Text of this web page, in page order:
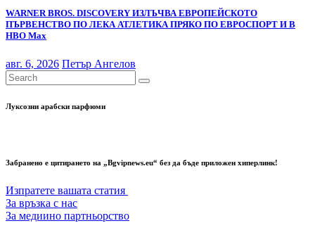
WARNER BROS. DISCOVERY ИЗЛЪЧВА ЕВРОПЕЙСКОТО
ПЪРВЕНСТВО ПО ЛЕКА АТЛЕТИКА ПРЯКО ПО ЕВРОСПОРТ И В
НВО Мах
авг. 6, 2026 Петър Ангелов
Луксозни арабски парфюми
Забранено е цитирането на „Bgvipnews.eu“ без да бъде приложен хиперлинк!
Изпратете вашата статия
За връзка с нас
За медиино партньорство